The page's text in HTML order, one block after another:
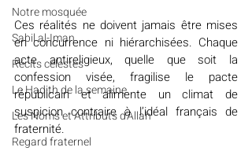
Notre mosquée
Sabil al-Iman
Récits célestes
Le Hadith de la semaine
Les Noms et Attributs d'Allah
Regard fraternel
Ces réalités ne doivent jamais être mises
en concurrence ni hiérarchisées. Chaque
acte antireligieux, quelle que soit la
confession visée, fragilise le pacte
républicain et alimente un climat de
suspicion contraire à l’idéal français de
fraternité.